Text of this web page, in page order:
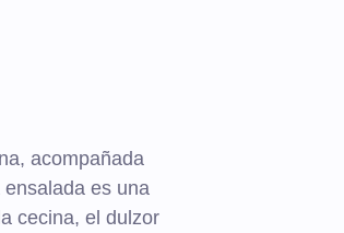
acompañada
es una
cecina, el dulzor